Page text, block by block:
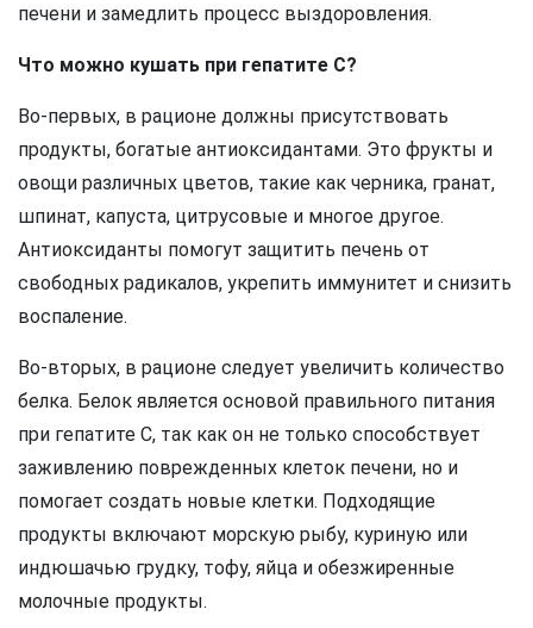
печени и замедлить процесс выздоровления.
Что можно кушать при гепатите C?
Во-первых, в рационе должны присутствовать
продукты, богатые антиоксидантами. Это фрукты и
овощи различных цветов, такие как черника, гранат,
шпинат, капуста, цитрусовые и многое другое.
Антиоксиданты помогут защитить печень от
свободных радикалов, укрепить иммунитет и снизить
воспаление.
Во-вторых, в рационе следует увеличить количество
белка. Белок является основой правильного питания
при гепатите C, так как он не только способствует
заживлению поврежденных клеток печени, но и
помогает создать новые клетки. Подходящие
продукты включают морскую рыбу, куриную или
индюшачью грудку, тофу, яйца и обезжиренные
молочные продукты.